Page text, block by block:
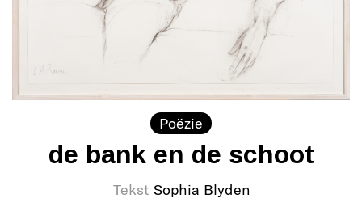
Poëzie
de bank en de schoot
Tekst Sophia Blyden